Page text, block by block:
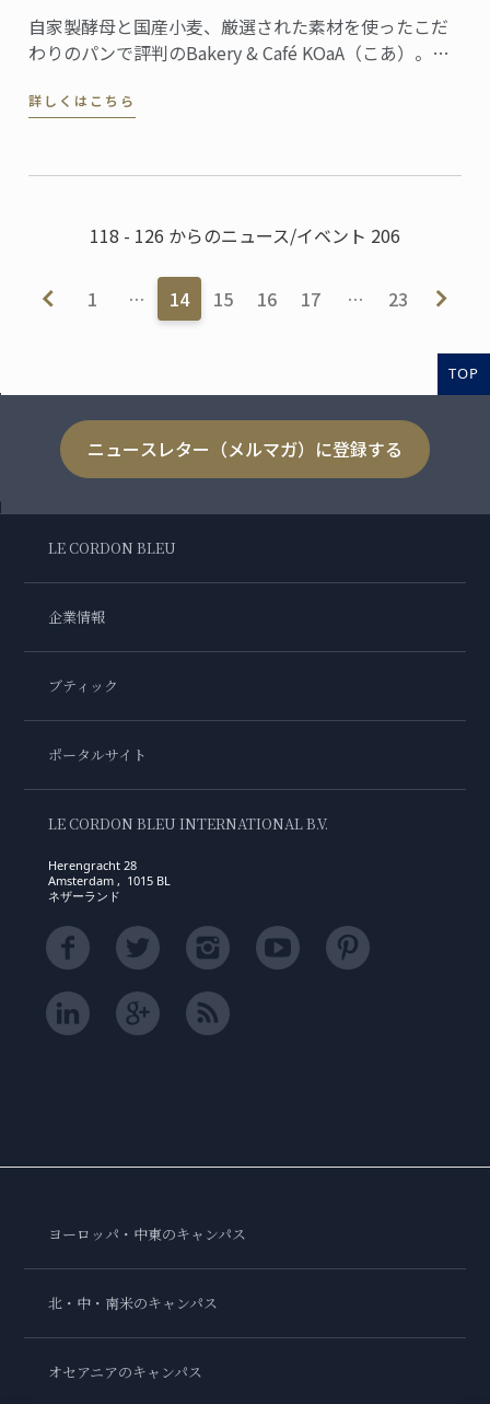
自家製酵母と国産小麦、厳選された素材を使ったこだ
わりのパンで評判のBakery & Café KOaA（こあ）。オ
パンディプロムを取得。川崎市・高津の住宅街でひと
詳しくはこちら
118 - 126 からのニュース/イベント 206
1 … 14 15 16 17 … 23
TOP
ニュースレター（メルマガ）に登録する
LE CORDON BLEU
企業情報
ブティック
ポータルサイト
LE CORDON BLEU INTERNATIONAL B.V.
Herengracht 28
Amsterdam , 1015 BL
ネザーランド
ヨーロッパ・中東のキャンパス
北・中・南米のキャンパス
オセアニアのキャンパス